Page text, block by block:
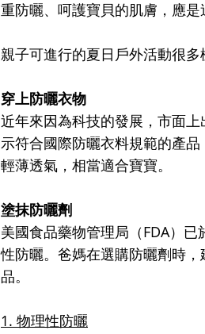
重防曬、呵護寶貝的肌膚，應是
親子可進行的夏日戶外活動很
穿上防曬衣物
近年來因為科技的發展，市面
示符合國際防曬衣料規範的產
輕薄透氣，相當適合寶寶。
塗抹防曬劑
美國食品藥物管理局（FDA）
性防曬。爸媽在選購防曬劑時
品。
1. 物理性防曬